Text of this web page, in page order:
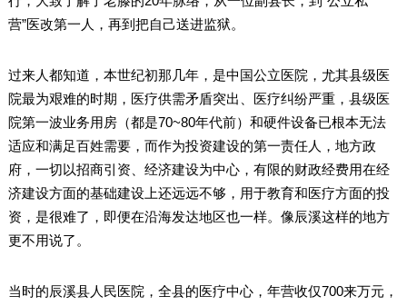
营”医改第一人，再到把自己送进监狱。
过来人都知道，本世纪初那几年，是中国公立医院，尤其县级医
院最为艰难的时期，医疗供需矛盾突出、医疗纠纷严重，县级医
院第一波业务用房（都是70~80年代前）和硬件设备已根本无法
适应和满足百姓需要，而作为投资建设的第一责任人，地方政
府，一切以招商引资、经济建设为中心，有限的财政经费用在经
济建设方面的基础建设上还远远不够，用于教育和医疗方面的投
资，是很难了，即便在沿海发达地区也一样。像辰溪这样的地方
更不用说了。
当时的辰溪县人民医院，全县的医疗中心，年营收仅700来万元，